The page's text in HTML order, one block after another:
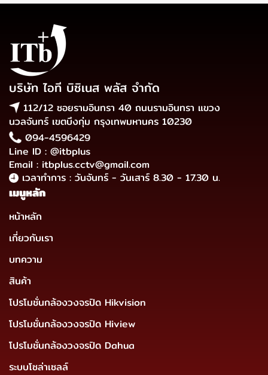
บริษัท ไอที บิซิเนส พลัส จำกัด
112/12 ซอยรามอินทรา 40 ถนนรามอินทรา แขวง
นวลจันทร์ เขตบึงกุ่ม กรุงเทพมหานคร 10230
094-4596429
Line ID : @itbplus
Email : itbplus.cctv@gmail.com
เวลาทำการ : วันจันทร์ - วันเสาร์ 8.30 - 17.30 น.
เมนูหลัก
หน้าหลัก
เกี่ยวกับเรา
บทความ
สินค้า
โปรโมชั่นกล้องวงจรปิด Hikvision
โปรโมชั่นกล้องวงจรปิด Hiview
โปรโมชั่นกล้องวงจรปิด Dahua
ระบบโซล่าเซลล์